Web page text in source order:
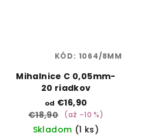
Mihalnice C 0,05mm-
20 riadkov
od €16,90
€18,90
(až –10 %)
Skladom (1 ks)
KÓD: 1064/8MM